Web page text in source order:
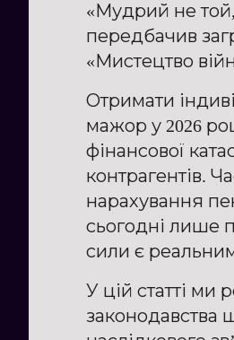
«Мудрий не той,
передбачив
«Мистецтво
Отримати
мажор у 2026
фінансової
контрагентів.
нарахування
сьогодні лише
сили є
У цій статті ми